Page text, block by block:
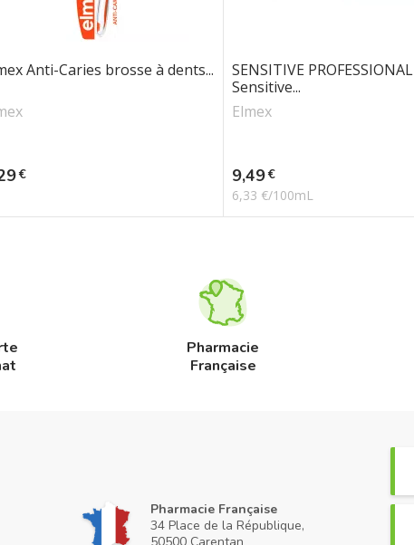
Anti-Caries brosse à dents...
€
SENSITIVE PROFESSIONAL
Sensitive...
Elmex
Prix
9,49€
6,33 €/100mL
Pharmacie
Française
Pharmacie Française
34 Place de la République,
50500 Carentan